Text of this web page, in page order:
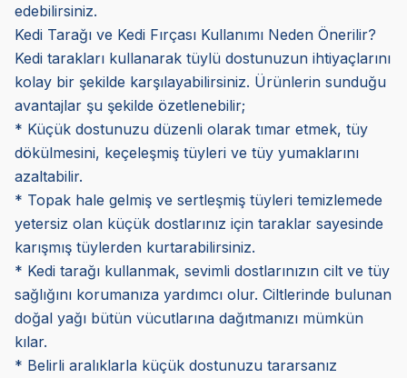
edebilirsiniz.
Kedi Tarağı ve Kedi Fırçası Kullanımı Neden Önerilir?
Kedi tarakları kullanarak tüylü dostunuzun ihtiyaçlarını
kolay bir şekilde karşılayabilirsiniz. Ürünlerin sunduğu
avantajlar şu şekilde özetlenebilir;
* Küçük dostunuzu düzenli olarak tımar etmek, tüy
dökülmesini, keçeleşmiş tüyleri ve tüy yumaklarını
azaltabilir.
* Topak hale gelmiş ve sertleşmiş tüyleri temizlemede
yetersiz olan küçük dostlarınız için taraklar sayesinde
karışmış tüylerden kurtarabilirsiniz.
* Kedi tarağı kullanmak, sevimli dostlarınızın cilt ve tüy
sağlığını korumanıza yardımcı olur. Ciltlerinde bulunan
doğal yağı bütün vücutlarına dağıtmanızı mümkün
kılar.
* Belirli aralıklarla küçük dostunuzu tararsanız